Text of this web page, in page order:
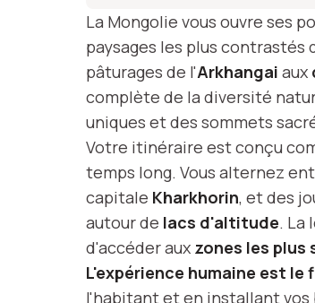
La Mongolie vous ouvre ses
paysages les plus contrastés
pâturages de l'Arkhangai aux
complète de la diversité
uniques et des sommets
Votre itinéraire est conçu
temps long. Vous alternez
capitale Kharkhorin, et des
autour de lacs d'altitude. La
d'accéder aux zones les plus
L'expérience humaine est
l'habitant et en installant vos